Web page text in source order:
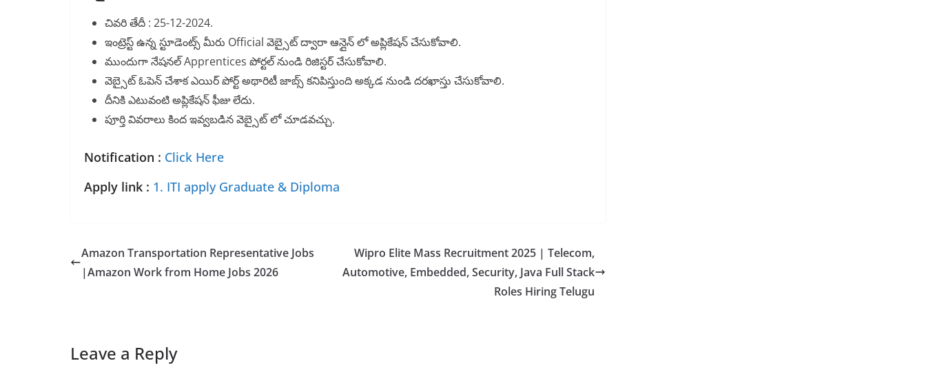
చివరి తేదీ : 25-12-2024.
ఇంట్రెస్ట్ ఉన్న స్టూడెంట్స్ మీరు Official వెబ్సైట్ ద్వారా ఆన్లైన్ లో అప్లికేషన్ చేసుకోవాలి.
ముందుగా నేషనల్ Apprentices పోర్టల్ నుండి రిజిస్టర్ చేసుకోవాలి.
వెబ్సైట్ ఓపెన్ చేశాక ఎయిర్ పోర్ట్ అథారిటీ జాబ్స్ కనిపిస్తుంది అక్కడ నుండి దరఖాస్తు చేసుకోవాలి.
దీనికి ఎటువంటి అప్లికేషన్ ఫీజు లేదు.
పూర్తి వివరాలు కింద ఇవ్వబడిన వెబ్సైట్ లో చూడవచ్చు.
Notification : Click Here
Apply link : 1. ITI apply Graduate & Diploma
Amazon Transportation Representative Jobs
|Amazon Work from Home Jobs 2026
Wipro Elite Mass Recruitment 2025 | Telecom,
Automotive, Embedded, Security, Java Full Stack
Roles Hiring Telugu
Leave a Reply